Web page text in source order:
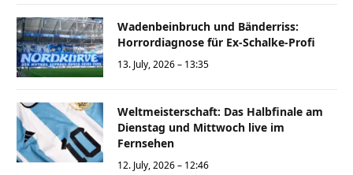
Wadenbeinbruch und Bänderriss:
Horrordiagnose für Ex-Schalke-Profi
13. July, 2026 – 13:35
Weltmeisterschaft: Das Halbfinale am
Dienstag und Mittwoch live im
Fernsehen
12. July, 2026 – 12:46